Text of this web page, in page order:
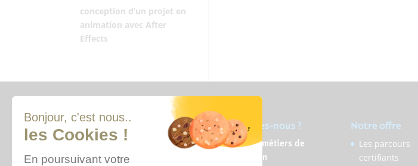
conception d’un projet en
animation avec After
Effects
Qui sommes-nous ?
Nous contacter
Venir à une réunion
Où sommes-nous ?
L’école des métiers de
l’information
Notre offre
Les parcours
certifiants